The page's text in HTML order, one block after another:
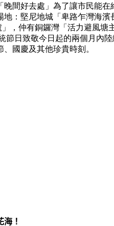
間好去處」為了讓市民能在
：堅尼地城「卑路乍灣海濱
，仲有銅鑼灣「活力避風塘
日致敬今日起的兩個月內
國慶及其他珍貴時刻。
！